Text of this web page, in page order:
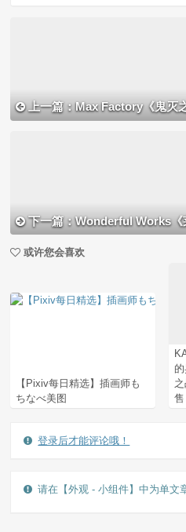
上一篇：Max Factory《鬼灭之刃》
下一篇：Wonderful Works《
或许您会喜欢
【Pixiv每日精选】插画师も
ちなべ美图
售
登录后才能评论哦！
请在【外观 - 小组件】中为单文